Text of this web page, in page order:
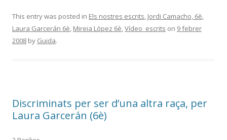
e
b
itt
er
m
p
This entry was posted in Els nostres escrits, Jordi Camacho, 6è,
Laura Garcerán 6è, Mireia López 6è,Vídeo_escrits on 9 febrer
2008 by Guida.
Discriminats per ser d’una altra raça, per
Laura Garcerán (6è)